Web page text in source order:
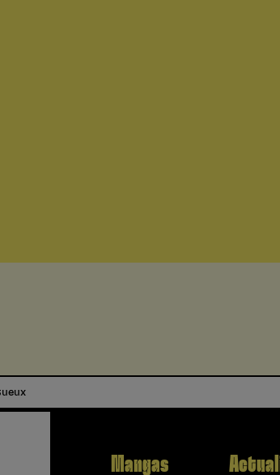
Mangas